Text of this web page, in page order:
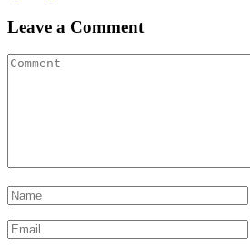
Leave a Comment